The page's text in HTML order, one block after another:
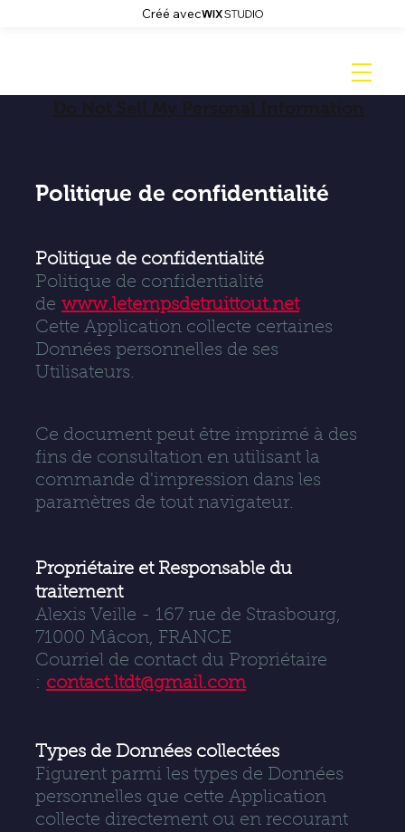
Créé avec
Politique de confidentialité
Politique de confidentialité
Politique de confidentialité
dewww.letempsdetruittout.net
Cette Application collecte certaines
Données personnelles de ses
Utilisateurs.
Ce document peut être imprimé à des
fins de consultation en utilisant la
commande d'impression dans les
paramètres de tout navigateur.
Propriétaire et Responsable du
traitement
Alexis Veille - 167 rue de Strasbourg,
71000 Mâcon, FRANCE
Courriel de contact du Propriétaire
: contact.ltdt@gmail.com
Types de Données collectées
Figurent parmi les types de Données
personnelles que cette Application
collecte directement ou en recourant
Do Not Sell My Personal Information